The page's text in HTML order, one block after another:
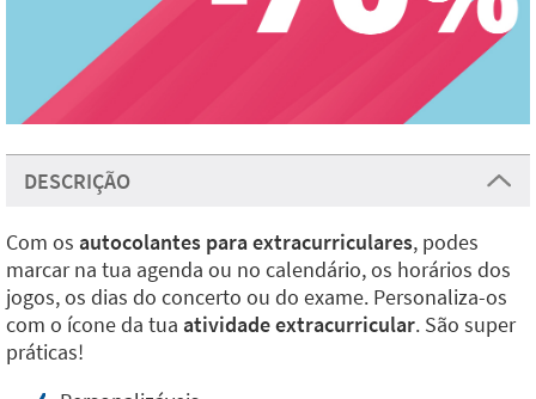
DESCRIÇÃO
Com os autocolantes para extracurriculares, podes
marcar na tua agenda ou no calendário, os horários dos
jogos, os dias do concerto ou do exame. Personaliza-os
com o ícone da tua atividade extracurricular. São super
práticas!